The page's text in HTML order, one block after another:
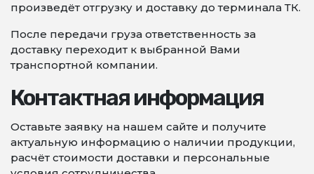
произведёт отгрузку и доставку до терминала ТК.
После передачи груза ответственность за
доставку переходит к выбранной Вами
транспортной компании.
Контактная информация
Оставьте заявку на нашем сайте и получите
актуальную информацию о наличии продукции,
расчёт стоимости доставки и персональные